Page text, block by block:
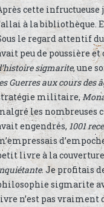
cette infructueuse
à la bibliothèque.
le regard attentif
peu de poussière
sigmarite, une
Guerres aux cours des
militaire,
les nombreuses
engendrés, 1001
livre à la
. Je profitais
sigmarite
n’est pas vraiment